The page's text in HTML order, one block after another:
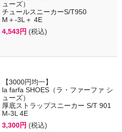
ューズ）
チュールスニーカーS/T950
M＋-3L＋ 4E
4,543円 (税込)
【3000円均一】
la farfa SHOES（ラ・ファーファ シ
ューズ）
厚底ストラップスニーカー S/T 901
M-3L 4E
3,300円 (税込)